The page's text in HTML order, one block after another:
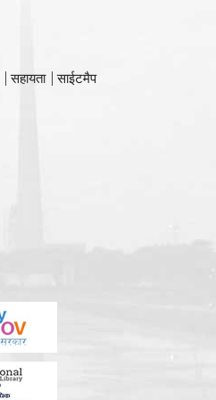
सहायता
साईटमैप